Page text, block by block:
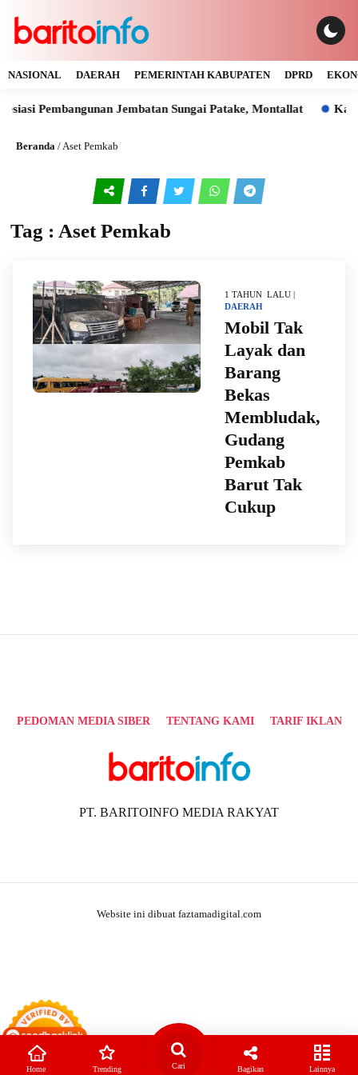
NASIONAL DAERAH PEMERINTAH KABUPATEN DPRD
Pembangunan Jembatan Sungai Patake, Montallat Kaya
Beranda /Aset Pemkab
Tag : Aset Pemkab
1 TAHUN LALU |
DAERAH
Mobil Tak
Layak dan
Barang
Bekas
Membludak,
Gudang
Pemkab
Barut Tak
Cukup
PEDOMAN MEDIA SIBER TENTANG KAMI TARIF IKLAN
PT. BARITOINFO MEDIA RAKYAT
Website ini dibuat faztamadigital.com
Home Trending Cari Bagikan Lainnya